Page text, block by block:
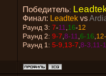
Победитель:
Финал: Leadtek vs
Раунд 3: 7-11 16-12
Раунд 2: 9-7 8-11 6-16
Раунд 1: 5-9,13-7 8-3,11-